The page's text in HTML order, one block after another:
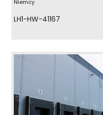
Niemcy
LH1-HW-41167